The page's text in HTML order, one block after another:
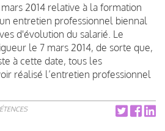
2014 relative à la formation
entretien professionnel biennal
d'évolution du salarié. Le
le 7 mars 2014, de sorte que,
à cette date, tous les
réalisé l’entretien professionnel